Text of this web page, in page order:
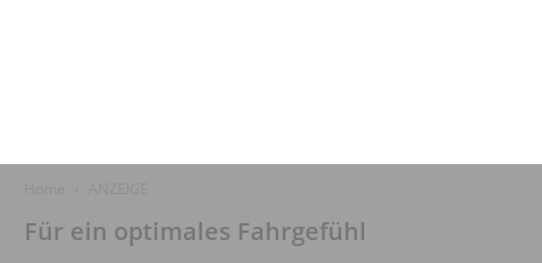
Für ein optimales Fahrgefühl